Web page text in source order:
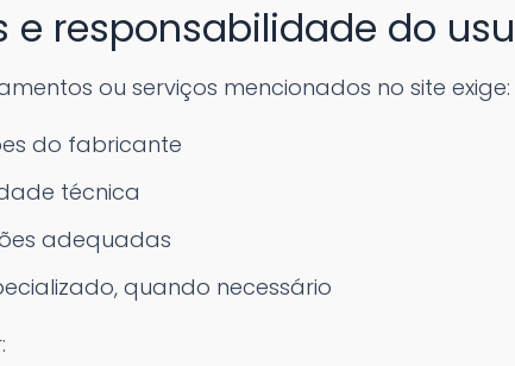
e responsabilidade do
ou serviços mencionados no site exige:
do fabricante
técnica
adequadas
quando necessário